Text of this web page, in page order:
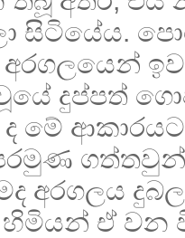
සිටියේය.
දුප්පත්
මේ
අරගලය
ඒ වන